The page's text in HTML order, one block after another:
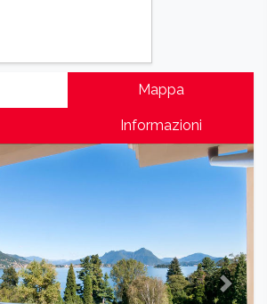
Mappa
Informazioni
Next